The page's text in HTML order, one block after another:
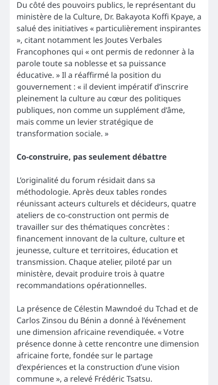
Du côté des pouvoirs publics, le représentant du
ministère de la Culture, Dr. Bakayota Koffi Kpaye, a
salué des initiatives « particulièrement inspirantes
», citant notamment les Joutes Verbales
Francophones qui « ont permis de redonner à la
parole toute sa noblesse et sa puissance
éducative. » Il a réaffirmé la position du
gouvernement : « il devient impératif d’inscrire
pleinement la culture au cœur des politiques
publiques, non comme un supplément d’âme,
mais comme un levier stratégique de
transformation sociale. »
Co-construire, pas seulement débattre
L’originalité du forum résidait dans sa
méthodologie. Après deux tables rondes
réunissant acteurs culturels et décideurs, quatre
ateliers de co-construction ont permis de
travailler sur des thématiques concrètes :
financement innovant de la culture, culture et
jeunesse, culture et territoires, éducation et
transmission. Chaque atelier, piloté par un
ministère, devait produire trois à quatre
recommandations opérationnelles.
La présence de Célestin Mawndoé du Tchad et de
Carlos Zinsou du Bénin a donné à l’événement
une dimension africaine revendiquée. « Votre
présence donne à cette rencontre une dimension
africaine forte, fondée sur le partage
d’expériences et la construction d’une vision
commune », a relevé Frédéric Tsatsu.